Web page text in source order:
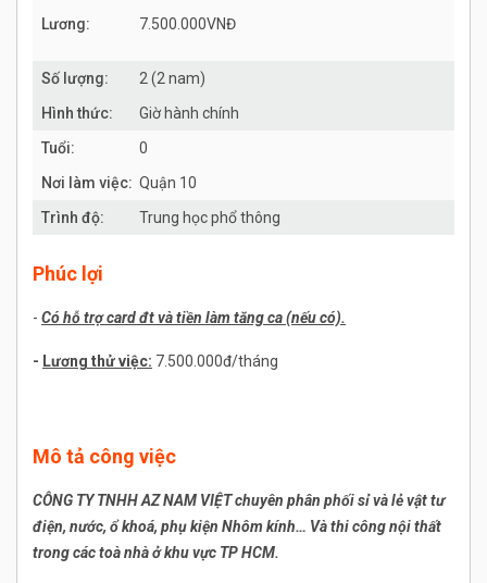
Lương:
7.500.000VNĐ
Số lượng:
2 (2 nam)
Hình thức:
Giờ hành chính
Tuổi:
0
Nơi làm việc: Quận 10
Trình độ:
Trung học phổ thông
Phúc lợi
- Có hỗ trợ card đt và tiền làm tăng ca (nếu có).
- Lương thử việc: 7.500.000đ/tháng
Mô tả công việc
CÔNG TY TNHH AZ NAM VIỆT chuyên phân phối sỉ và lẻ vật tư
điện, nước, ổ khoá, phụ kiện Nhôm kính… Và thi công nội thất
trong các toà nhà ở khu vực TP HCM.